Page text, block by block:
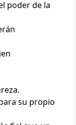
poder de la
su propio